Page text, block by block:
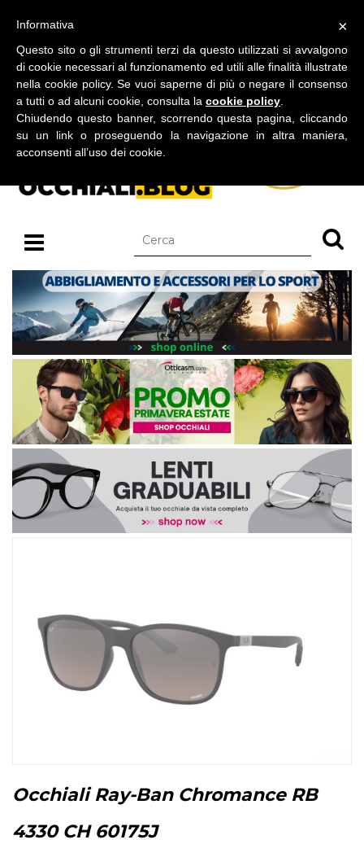
BLOG SU OCCHIALI DA SOLE E OCCHIALI DA VISTA
Occhiali Ray-Ban Chromance RB
4330 CH 60175J
×
Informativa
Questo sito o gli strumenti terzi da questo utilizzati si avvalgono
di cookie necessari al funzionamento ed utili alle finalità illustrate
nella cookie policy. Se vuoi saperne di più o negare il consenso
a tutti o ad alcuni cookie, consulta la cookie policy
Chiudendo questo banner, scorrendo questa pagina, cliccando
su un link o proseguendo la navigazione in altra maniera,
acconsenti all’uso dei cookie.